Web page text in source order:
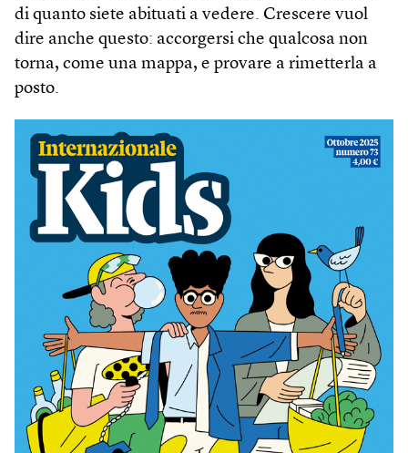
di quanto siete abituati a vedere. Crescere vuol
dire anche questo: accorgersi che qualcosa non
torna, come una mappa, e provare a rimetterla a
posto.